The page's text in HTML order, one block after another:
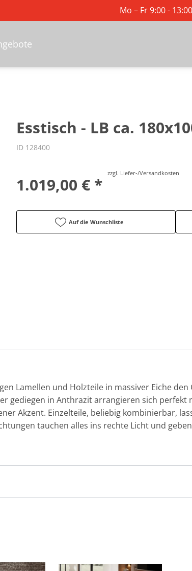
Mo – Fr 9:00 -
Esstisch - LB ca.
ID 128400
1.019,00 € *
zzgl. Liefer-/Versandkosten
Auf die Wunschliste
Lamellen und Holzteile in massiver Eiche den
gediegen in Anthrazit arrangieren sich perfekt
Akzent. Einzelteile, beliebig kombinierbar,
tauchen alles ins rechte Licht und